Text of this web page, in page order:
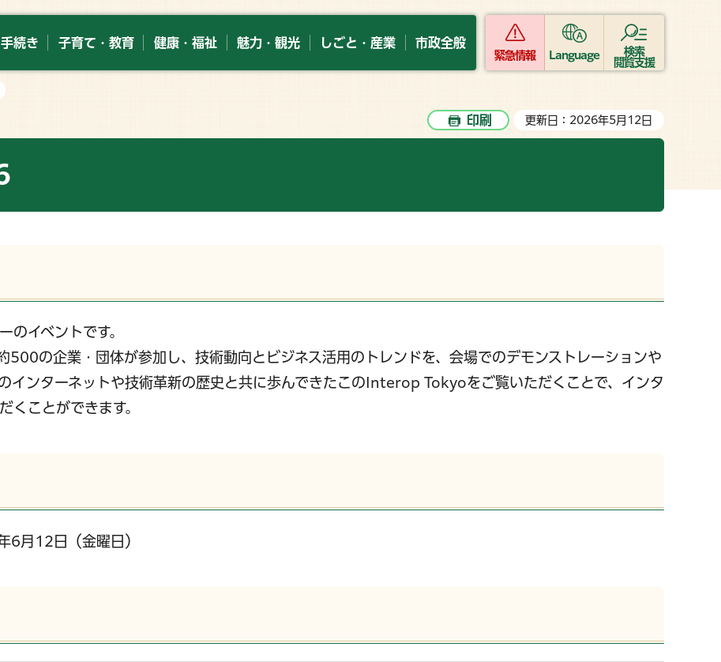
続き 子育て・教育 健康・福祉 魅力・観光 しごと・産業 市政全般
緊急情報 Language
検索
閲覧支援
印刷 更新日：2026年5月12日
イベントです。
の企業・団体が参加し、技術動向とビジネス活用のトレンドを、会場でのデモンストレーションや
インターネットや技術革新の歴史と共に歩んできたこのInterop Tokyoをご覧いただくことで、インタ
くことができます。
月12日（金曜日）